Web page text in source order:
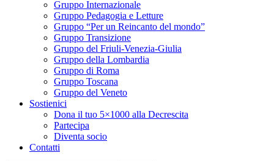
Gruppo Internazionale
Gruppo Pedagogia e Letture
Gruppo “Per un Reincanto del mondo”
Gruppo Transizione
Gruppo del Friuli-Venezia-Giulia
Gruppo della Lombardia
Gruppo di Roma
Gruppo Toscana
Gruppo del Veneto
Sostienici
Dona il tuo 5×1000 alla Decrescita
Partecipa
Diventa socio
Contatti